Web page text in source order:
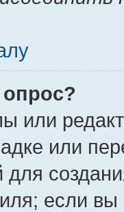
опрос?
или
или
если